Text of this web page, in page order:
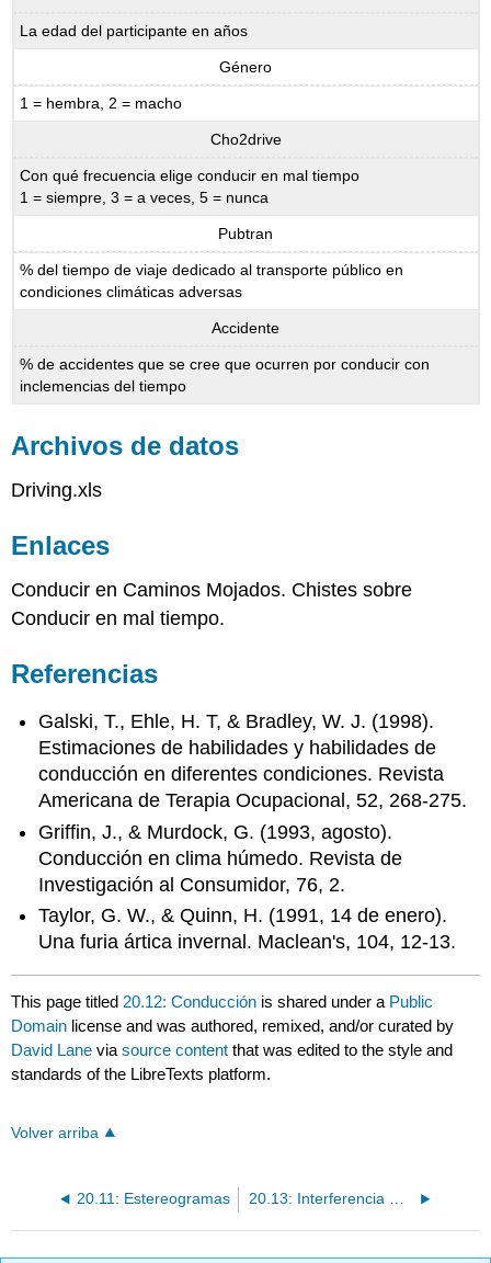
La edad del participante en años
Género
1 = hembra, 2 = macho
Cho2drive
Con qué frecuencia elige conducir en mal tiempo
1 = siempre, 3 = a veces, 5 = nunca
Pubtran
% del tiempo de viaje dedicado al transporte público en
condiciones climáticas adversas
Accidente
% de accidentes que se cree que ocurren por conducir con
inclemencias del tiempo
Archivos de datos
Driving.xls
Enlaces
Conducir en Caminos Mojados. Chistes sobre
Conducir en mal tiempo.
Referencias
Galski, T., Ehle, H. T, & Bradley, W. J. (1998).
Estimaciones de habilidades y habilidades de
conducción en diferentes condiciones. Revista
Americana de Terapia Ocupacional, 52, 268-275.
Griffin, J., & Murdock, G. (1993, agosto).
Conducción en clima húmedo. Revista de
Investigación al Consumidor, 76, 2.
Taylor, G. W., & Quinn, H. (1991, 14 de enero).
Una furia ártica invernal. Maclean's, 104, 12-13.
This page titled 20.12: Conducción is shared under a Public
Domain license and was authored, remixed, and/or curated by
David Lane viasource content that was edited to the style and
standards of the LibreTexts platform.
Volver arriba
20.11: Estereogramas